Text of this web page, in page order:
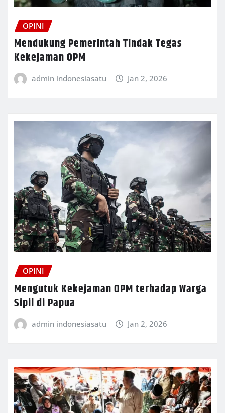
OPINI
Mendukung Pemerintah Tindak Tegas
Kekejaman OPM
admin indonesiasatu Jan 2, 2026
OPINI
Mengutuk Kekejaman OPM terhadap Warga
Sipil di Papua
admin indonesiasatu Jan 2, 2026